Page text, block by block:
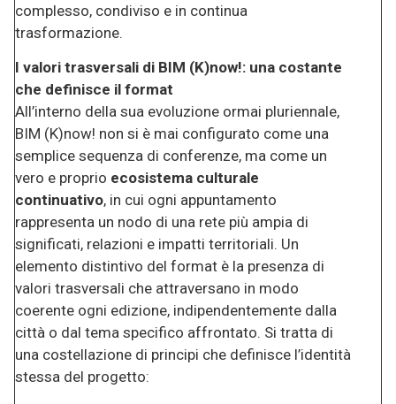
complesso, condiviso e in continua
trasformazione.
I valori trasversali di BIM (K)now!: una costante
che definisce il format
All’interno della sua evoluzione ormai pluriennale,
BIM (K)now! non si è mai configurato come una
semplice sequenza di conferenze, ma come un
vero e proprio ecosistema culturale
continuativo, in cui ogni appuntamento
rappresenta un nodo di una rete più ampia di
significati, relazioni e impatti territoriali. Un
elemento distintivo del format è la presenza di
valori trasversali che attraversano in modo
coerente ogni edizione, indipendentemente dalla
città o dal tema specifico affrontato. Si tratta di
una costellazione di principi che definisce l’identità
stessa del progetto: